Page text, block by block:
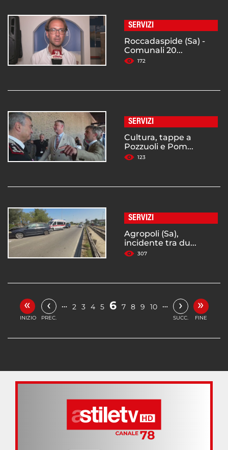
SERVIZI
Roccadaspide (Sa) -
Comunali 20...
172
SERVIZI
Cultura, tappe a
Pozzuoli e Pom...
123
SERVIZI
Agropoli (Sa),
incidente tra du...
307
«
INIZIO
‹
PREC.
… 2 3 4 5 6 7 8 9 10 … ›
SUCC.
»
FINE